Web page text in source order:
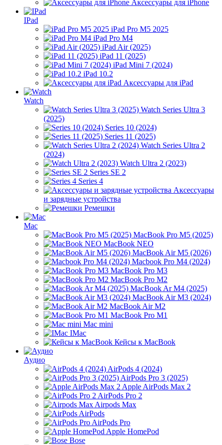
Аксессуары для iPhone
IPad
iPad Pro M5 2025
iPad Pro M4
iPad Air (2025)
iPad 11 (2025)
iPad Mini 7 (2024)
iPad 10.2
Аксессуары для iPad
Watch
Watch Series Ultra 3
(2025)
Series 10 (2024)
Series 11 (2025)
Watch Series Ultra 2
(2024)
Watch Ultra 2 (2023)
Series SE 2
Series 4
Аксессуары
и зарядные устройства
Ремешки
Mac
MacBook Pro M5 (2025)
MacBook NEO
MacBook Air M5 (2026)
Macbook Pro M4 (2024)
MacBook Pro M3
MacBook Pro M2
MacBook Ar M4 (2025)
MacBook Air M3 (2024)
MacBook Air M2
MacBook Pro M1
Mac mini
IMac
Кейсы к MacBook
Аудио
AirPods 4 (2024)
AirPods Pro 3 (2025)
Apple AirPods Max 2
AirPods Pro 2
Airpods Max
AirPods
AirPods Pro
Apple HomePod
Bose